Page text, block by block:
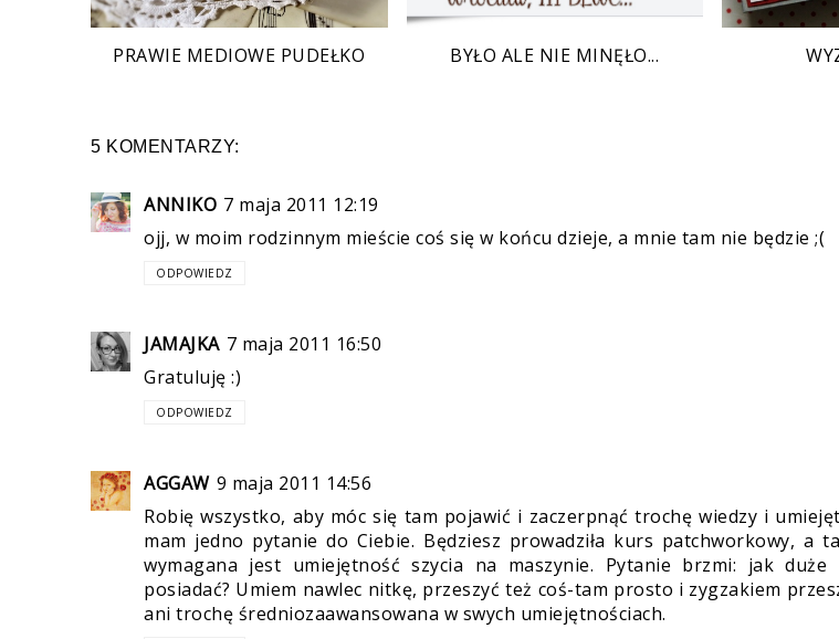
PRAWIE MEDIOWE PUDEŁKO BYŁO ALE NIE MINĘŁO...
5 KOMENTARZY:
ANNIKO 7 maja 2011 12:19
ojj, w moim rodzinnym mieście coś się w końcu dzieje, a mnie tam nie będzie ;(
ODPOWIEDZ
JAMAJKA 7 maja 2011 16:50
Gratuluję :)
ODPOWIEDZ
AGGAW 9 maja 2011 14:56
Robię wszystko, aby móc się tam pojawić i zaczerpnąć trochę wiedzy i
mam jedno pytanie do Ciebie. Będziesz prowadziła kurs patchworkowy, a
wymagana jest umiejętność szycia na maszynie. Pytanie brzmi: jak duże
posiadać? Umiem nawlec nitkę, przeszyć też coś-tam prosto i zygzakiem
ani trochę średniozaawansowana w swych umiejętnościach.